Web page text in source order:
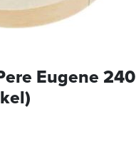
Eugene 240